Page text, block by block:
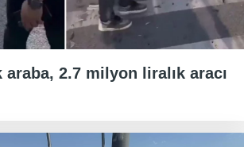
araba, 2.7 milyon liralık aracı